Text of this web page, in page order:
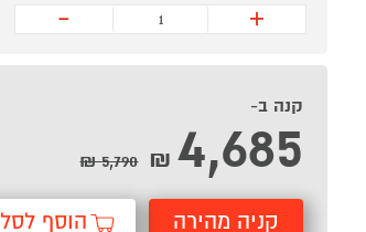
+
-
קנה ב-
4,685
₪
5,790 ₪
קניה מהירה הוסף לסל